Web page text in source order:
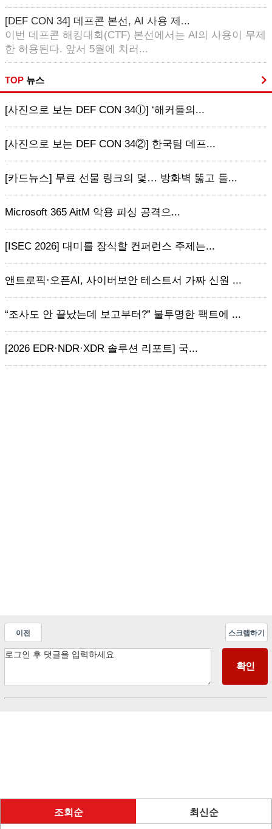
[DEF CON 34] 데프콘 본선, AI 사용 제...
이번 데프콘 해킹대회(CTF) 본선에서는 AI의 사용이 무제
한 허용된다. 앞서 5월에 치러...
TOP 뉴스
[사진으로 보는 DEF CON 34ⓛ] ‘해커들의...
[사진으로 보는 DEF CON 34②] 한국팀 데프...
[카드뉴스] 무료 선물 링크의 덫… 방화벽 뚫고 들...
Microsoft 365 AitM 악용 피싱 공격으...
[ISEC 2026] 대미를 장식할 컨퍼런스 주제는...
앤트로픽·오픈AI, 사이버보안 테스트서 가짜 신원 ...
“조사도 안 끝났는데 보고부터?” 불투명한 팩트에 ...
[2026 EDR·NDR·XDR 솔루션 리포트] 국...
이전 스크랩하기
조회순 최신순